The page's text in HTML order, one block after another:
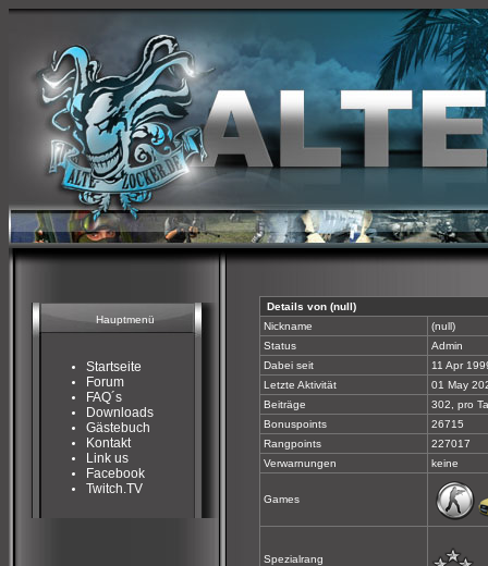
Hauptmenü
Startseite
Forum
FAQ´s
Downloads
Gästebuch
Kontakt
Link us
Facebook
Twitch.TV
Details von (null)
Nickname
(null)
Status
Admin
Dabei seit
11 Apr
Letzte Aktivität
01 May
Beiträge
302, pro
Bonuspoints
26715
Rangpoints
227017
Verwarnungen
keine
Games
Spezialrang